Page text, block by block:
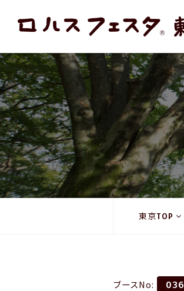
東京TOP
ブースNo: 036